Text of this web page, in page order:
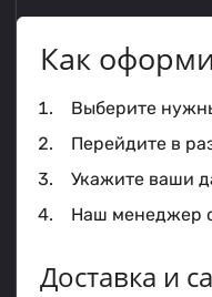
Как
Выберите
Перейдите в
Укажите ваши
Наш менеджер
Доставка и